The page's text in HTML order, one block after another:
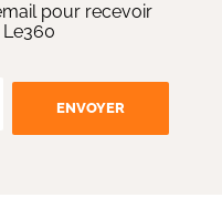
pour recevoir
ENVOYER